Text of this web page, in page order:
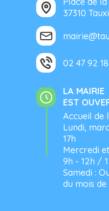
37310
02 47 92
LA MAIRIE
EST
Accueil de
Lundi,
17h
Mercredi
9h - 12h /
Samedi :
du mois de